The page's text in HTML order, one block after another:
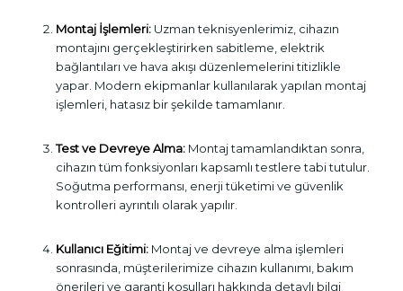
Montaj İşlemleri:Uzman teknisyenlerimiz, cihazın
montajını gerçekleştirirken sabitleme, elektrik
bağlantıları ve hava akışı düzenlemelerini titizlikle
yapar. Modern ekipmanlar kullanılarak yapılan montaj
işlemleri, hatasız bir şekilde tamamlanır.
Test ve Devreye Alma:Montaj tamamlandıktan sonra,
cihazın tüm fonksiyonları kapsamlı testlere tabi tutulur.
Soğutma performansı, enerji tüketimi ve güvenlik
kontrolleri ayrıntılı olarak yapılır.
Kullanıcı Eğitimi:Montaj ve devreye alma işlemleri
sonrasında, müşterilerimize cihazın kullanımı, bakım
önerileri ve garanti koşulları hakkında detaylı bilgi